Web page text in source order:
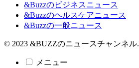
&Buzzのビジネスニュース
&Buzzのヘルスケアニュース
&Buzzの一般ニュース
© 2023 &BUZZのニュースチャンネル.
メニュー